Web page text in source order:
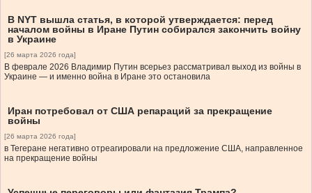
В NYT вышла статья, в которой утверждается: перед
началом войны в Иране Путин собирался закончить войну
в Украине
[26 марта 2026 года]
В феврале 2026 Владимир Путин всерьез рассматривал выход из войны в
Украине — и именно война в Иране это остановила
Иран потребовал от США репараций за прекращение
войны
[26 марта 2026 года]
в Тегеране негативно отреагировали на предложение США, направленное
на прекращение войны